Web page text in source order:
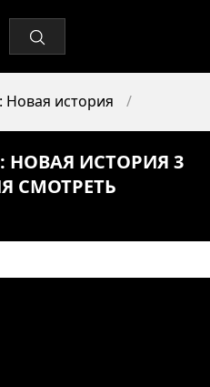
Новая история
НОВАЯ ИСТОРИЯ 3
СМОТРЕТЬ